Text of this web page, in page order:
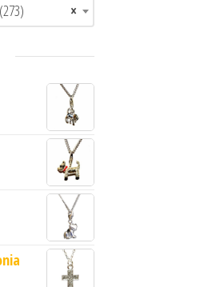
×